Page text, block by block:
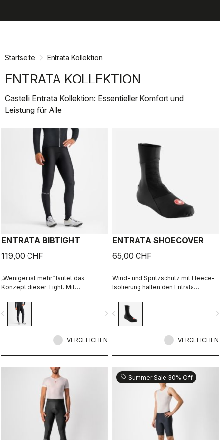
Startseite Entrata Kollektion
ENTRATA KOLLEKTION
Castelli Entrata Kollektion: Essentieller Komfort und
Leistung für Alle
ENTRATA BIBTIGHT
119,00 CHF
„Weniger ist mehr“ lautet das
Konzept dieser Tight. Mit
weichen Sitzpolster und reduzierter
Nahtführung hält sie einfach nur
angenehm warm, außer an den
navigate_next
VERGLEICHEN
ENTRATA SHOECOVER
65,00 CHF
Wind- und Spritzschutz mit Fleece-
Isolierung halten den Entrata
Füße warm.
navigate_before
VERGLEICHEN
sell Summer Sale 30% Off